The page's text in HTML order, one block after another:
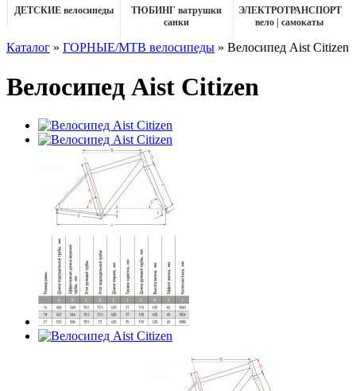
ДЕТСКИЕ велосипеды
ТЮБИНГ ватрушки
санки
ЭЛЕКТРОТРАНСПОРТ
вело | самокаты
Каталог » ГОРНЫЕ/MTB велосипеды » Велосипед Aist Citizen
Велосипед Aist Citizen